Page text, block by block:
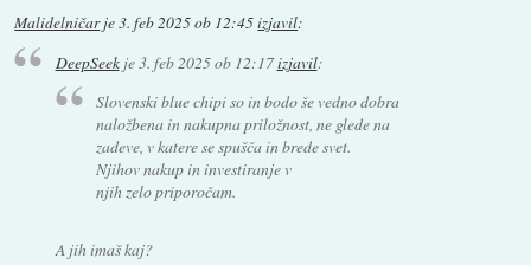
Malidelničarje3. feb 2025 ob 12:45izjavil:
DeepSeekje3. feb 2025 ob 12:17izjavil:
Slovenski blue chipi so in bodo še vedno dobra
naložbena in nakupna priložnost, ne glede na
zadeve, v katere se spušča in brede svet.
Njihov nakup in investiranje v
njih zelo priporočam.
A jih imaš kaj?